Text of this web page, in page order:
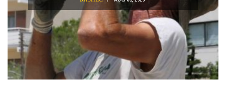
БИЗНЕС AUG 02, 2026